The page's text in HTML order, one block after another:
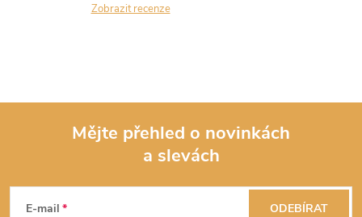
u
Zobrazit recenze
Mějte přehled o novinkách
a slevách
E-mail ODEBÍRAT